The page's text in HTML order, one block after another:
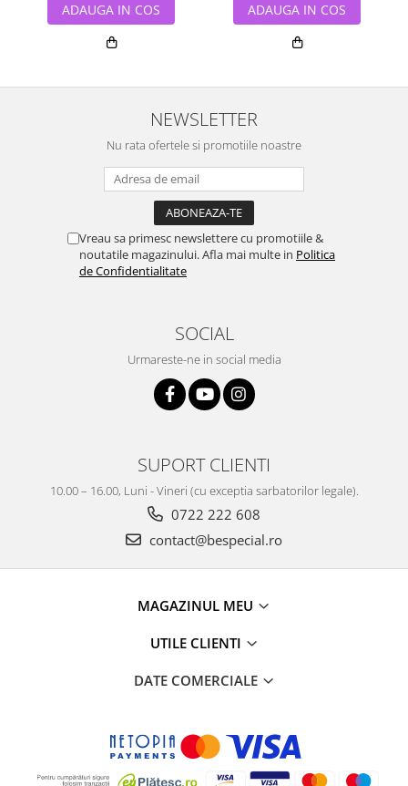
ADAUGA IN COS ADAUGA IN COS
NEWSLETTER
Nu rata ofertele si promotiile noastre
Vreau sa primesc newslettere cu promotiile &
noutatile magazinului. Afla mai multe in Politica
de Confidentialitate
SOCIAL
Urmareste-ne in social media
SUPORT CLIENTI
10.00 – 16.00, Luni - Vineri (cu exceptia sarbatorilor legale).
0722 222 608
contact@bespecial.ro
MAGAZINUL MEU
UTILE CLIENTI
DATE COMERCIALE